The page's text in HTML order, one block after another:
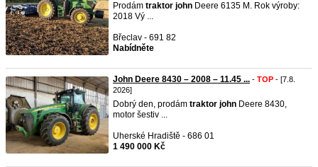
Prodám traktor john Deere 6135 M. Rok výroby:
2018 Vý ...
Břeclav - 691 82
Nabídněte
John Deere 8430 – 2008 – 11.45 ... - TOP - [7.8.
2026]
Dobrý den, prodám traktor john Deere 8430,
motor šestiv ...
Uherské Hradiště - 686 01
1 490 000 Kč